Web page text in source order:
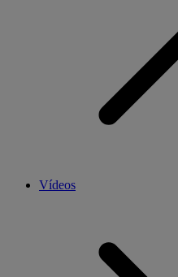
Vídeos